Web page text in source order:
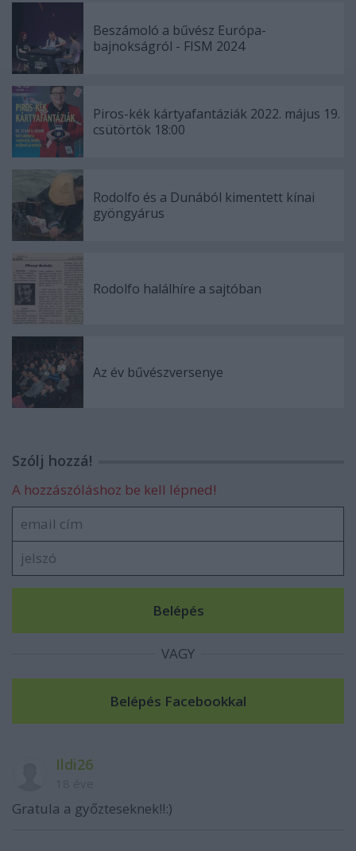
Beszámoló a bűvész Európa-
bajnokságról - FISM 2024
Piros-kék kártyafantáziák 2022. május 19.
csütörtök 18:00
Rodolfo és a Dunából kimentett kínai
gyöngyárus
Rodolfo halálhíre a sajtóban
Az év bűvészversenye
Szólj hozzá!
A hozzászóláshoz be kell lépned!
VAGY
Ildi26
Gratula a győzteseknek!!:)